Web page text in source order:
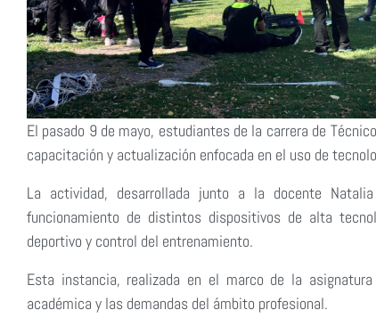
El pasado 9 de mayo, estudiantes de la carrera de
capacitación y actualización enfocada en el uso de
La actividad, desarrollada junto a la docente
funcionamiento de distintos dispositivos de alta
deportivo y control del entrenamiento.
Esta instancia, realizada en el marco de la
académica y las demandas del ámbito profesional.